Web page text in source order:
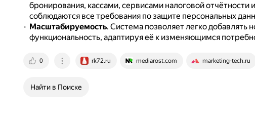
бронирования, кассами, сервисами налоговой отчётности
соблюдаются все требования по защите персональных
Масштабируемость. Система позволяет легко добавлять
функциональность, адаптируя её к изменяющимся
0 rk72.ru mediarost.com marketing-tech.ru
Найти в Поиске